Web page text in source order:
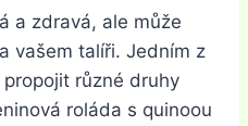
a zdravá, ale může
vašem talíři. Jedním z
různé druhy
roláda s quinoou